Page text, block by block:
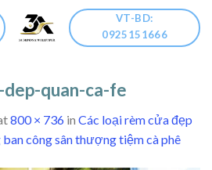
VT-BD:
0925151666
quan-ca-fe
800 × 736 in Các loại rèm cửa đẹp
ban công sân thượng tiệm cà phê